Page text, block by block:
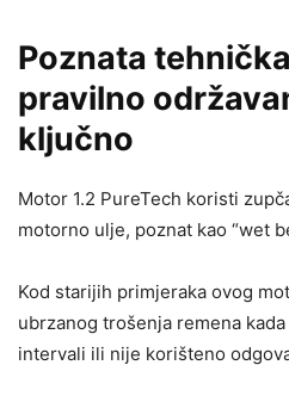
Poznata
pravilno
ključno
Motor 1.2 PureTech koristi
motorno ulje, poznat kao “wet
Kod starijih primjeraka ovog
ubrzanog trošenja remena
intervali ili nije korišteno